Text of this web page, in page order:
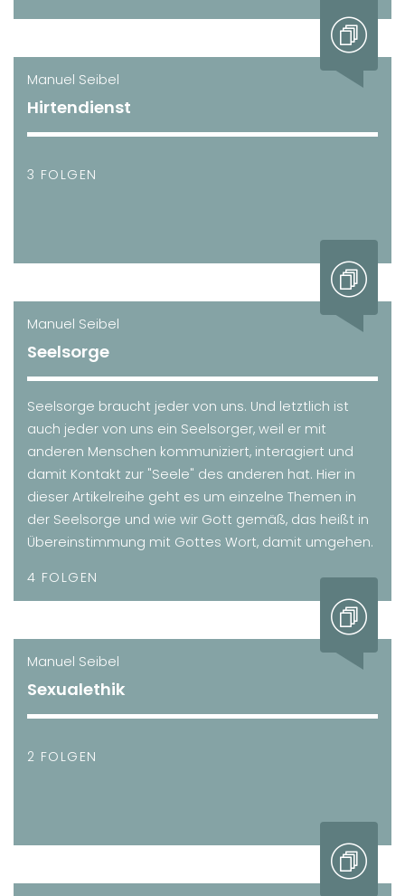
Manuel Seibel
Hirtendienst
3 FOLGEN
Manuel Seibel
Seelsorge
Seelsorge braucht jeder von uns. Und letztlich ist
auch jeder von uns ein Seelsorger, weil er mit
anderen Menschen kommuniziert, interagiert und
damit Kontakt zur "Seele" des anderen hat. Hier in
dieser Artikelreihe geht es um einzelne Themen in
der Seelsorge und wie wir Gott gemäß, das heißt in
Übereinstimmung mit Gottes Wort, damit umgehen.
4 FOLGEN
Manuel Seibel
Sexualethik
2 FOLGEN